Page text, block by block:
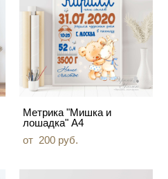
Метрика "Мишка и
лошадка" А4
от 200 pуб.